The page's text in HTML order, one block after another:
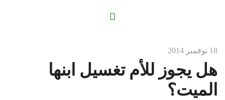
18 نوفمبر 2014
هل يجوز للأم تغسيل ابنها
الميت؟